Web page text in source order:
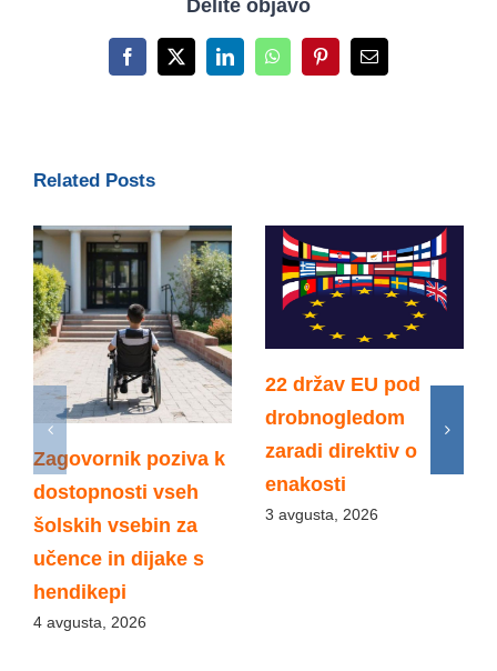
Delite objavo
Facebook
X LinkedInWhatsAppPinterestEmail
Related Posts
Zagovornik poziva k
dostopnosti vseh
šolskih vsebin za
učence in dijake s
hendikepi
4 avgusta, 2026
22 držav EU pod
drobnogledom
zaradi direktiv o
enakosti
3 avgusta, 2026